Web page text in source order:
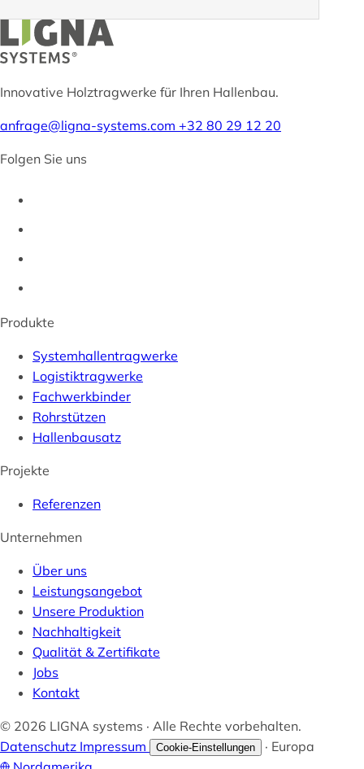
Innovative Holztragwerke für Ihren Hallenbau.
anfrage@ligna-systems.com +32 80 29 12 20
Folgen Sie uns
Produkte
Systemhallentragwerke
Logistiktragwerke
Fachwerkbinder
Rohrstützen
Hallenbausatz
Projekte
Referenzen
Unternehmen
Über uns
Leistungsangebot
Unsere Produktion
Nachhaltigkeit
Qualität & Zertifikate
Jobs
Kontakt
© 2026 LIGNA systems · Alle Rechte vorbehalten.
Datenschutz Impressum Cookie-Einstellungen · Europa